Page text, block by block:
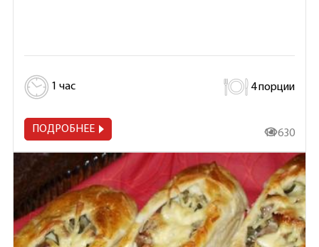
1 час 4 порции
ПОДРОБНЕЕ 14 630